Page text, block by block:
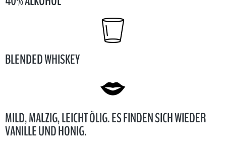
BLENDED WHISKEY
MILD, MALZIG, LEICHT ÖLIG. ES FINDEN SICH WIEDER
VANILLE UND HONIG.